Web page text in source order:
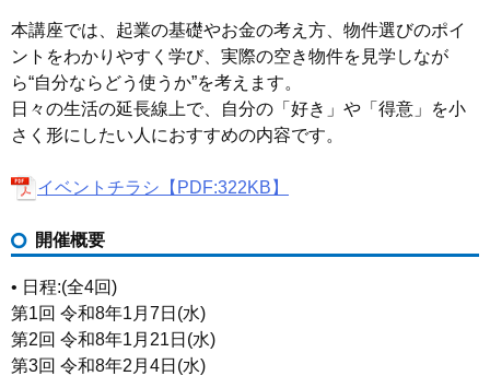
本講座では、起業の基礎やお金の考え方、物件選びのポイ
ントをわかりやすく学び、実際の空き物件を見学しなが
ら“自分ならどう使うか”を考えます。
日々の生活の延長線上で、自分の「好き」や「得意」を小
さく形にしたい人におすすめの内容です。
イベントチラシ【PDF:322KB】
開催概要
• 日程:(全4回)
第1回 令和8年1月7日(水)
第2回 令和8年1月21日(水)
第3回 令和8年2月4日(水)